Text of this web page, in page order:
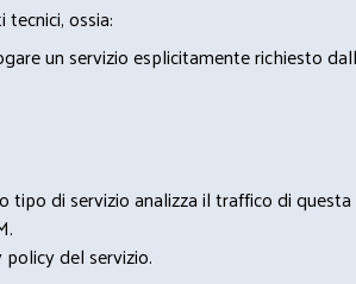
ossia:
un servizio esplicitamente richiesto
di servizio analizza il traffico di
del servizio.